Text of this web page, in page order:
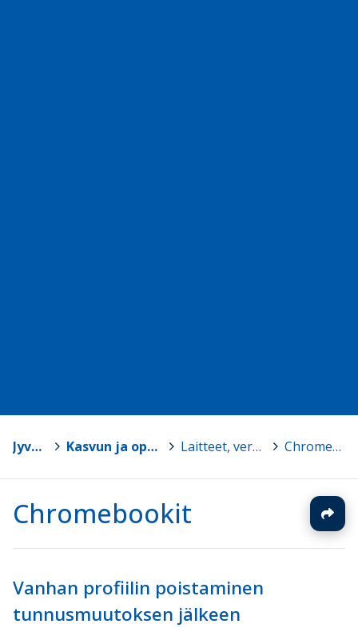
Jyväskylä Kasvun ja oppimisen TVT-tuki Laitteet, verkot ja tunnukset Chromebookit
Chromebookit
Vanhan profiilin poistaminen
tunnusmuutoksen jälkeen